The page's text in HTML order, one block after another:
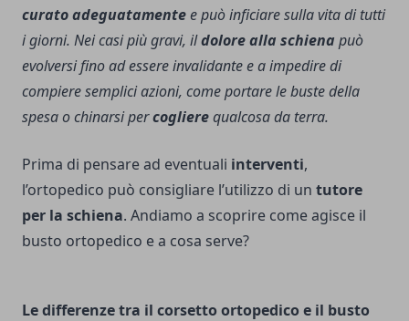
curato adeguatamentee può inficiare sulla vita di tutti
i giorni. Nei casi più gravi, ildolore alla schiena può
evolversi fino ad essere invalidante e a impedire di
compiere semplici azioni, come portare le buste della
spesa o chinarsi percoglierequalcosa da terra.
Prima di pensare ad eventuali interventi,
l’ortopedico può consigliare l’utilizzo di un tutore
per la schiena. Andiamo a scoprire come agisce il
busto ortopedico e a cosa serve?
Le differenze tra il corsetto ortopedico e il busto